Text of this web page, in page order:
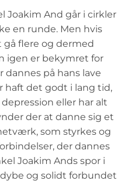
Joakim And går i cirkler
en runde. Men hvis
flere og dermed
igen er bekymret for
dannes på hans lave
haft det godt i lang tid,
eller har alt
der at danne sig et
som styrkes og
der dannes
Joakim Ands spor i
og solidt forbundet